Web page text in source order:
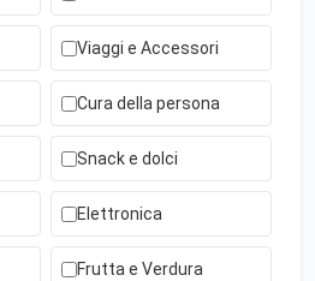
Viaggi e Accessori
Cura della persona
Snack e dolci
Elettronica
Frutta e Verdura